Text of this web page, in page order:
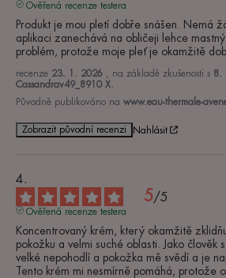
Ověřená recenze testera
Produkt je mou pletí dobře snášen. Nemá
aplikaci zanechává na obličeji lehce
problém, protože moje pleť je okamžitě
recenze 23. 1. 2026 , na základě zkušenosti s 8.
Cassandrav49_8910 X.
Původně publikováno na www.eau-thermale-
Zobrazit původní recenzi Nahlásit
5/5
Ověřená recenze testera
Koncentrovaný krém, který okamžitě
pokožku a velmi suché oblasti. Jako člověk
velké nepohodlí a pokožka mě svědí a je
Tento krém mi nesmírně pomáhá, protože